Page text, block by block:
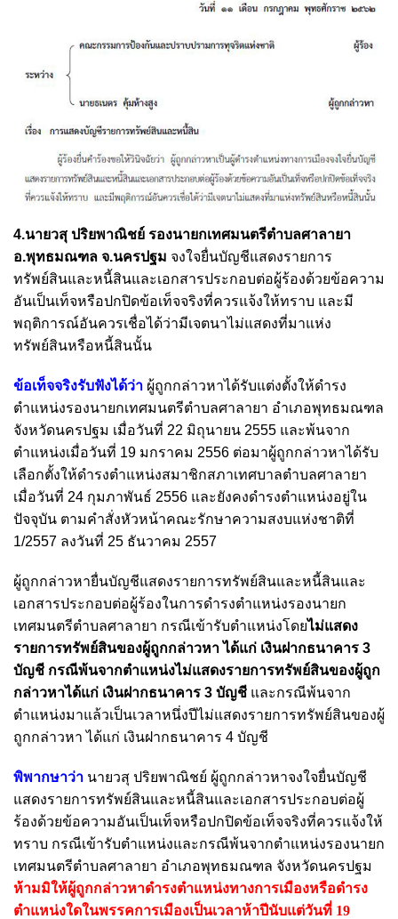
4.นายวสุ ปริยพาณิชย์ รองนายกเทศมนตรีตำบลศาลายา
อ.พุทธมณฑล จ.นครปฐม จงใจยื่นบัญชีแสดงรายการ
ทรัพย์สินและหนี้สินและเอกสารประกอบต่อผู้ร้องด้วยข้อความ
อันเป็นเท็จหรือปกปิดข้อเท็จจริงที่ควรแจ้งให้ทราบ และมี
พฤติการณ์อันควรเชื่อได้ว่ามีเจตนาไม่แสดงที่มาแห่ง
ทรัพย์สินหรือหนี้สินนั้น
ข้อเท็จจริงรับฟังได้ว่า ผู้ถูกกล่าวหาได้รับแต่งตั้งให้ดำรง
ตำแหน่งรองนายกเทศมนตรีตำบลศาลายา อำเภอพุทธมณฑล
จังหวัดนครปฐม เมื่อวันที่ 22 มิถุนายน 2555 และพ้นจาก
ตำแหน่งเมื่อวันที่ 19 มกราคม 2556 ต่อมาผู้ถูกกล่าวหาได้รับ
เลือกตั้งให้ดำรงตำแหน่งสมาชิกสภาเทศบาลตำบลศาลายา
เมื่อวันที่ 24 กุมภาพันธ์ 2556 และยังคงดำรงตำแหน่งอยู่ใน
ปัจจุบัน ตามคำสั่งหัวหน้าคณะรักษาความสงบแห่งชาติที่
1/2557 ลงวันที่ 25 ธันวาคม 2557
ผู้ถูกกล่าวหายื่นบัญชีแสดงรายการทรัพย์สินและหนี้สินและ
เอกสารประกอบต่อผู้ร้องในการดำรงตำแหน่งรองนายก
เทศมนตรีตำบลศาลายา กรณีเข้ารับตำแหน่งโดยไม่แสดง
รายการทรัพย์สินของผู้ถูกกล่าวหาได้แก่ เงินฝากธนาคาร 3
บัญชี กรณีพ้นจากตำแหน่งไม่แสดงรายการทรัพย์สินของผู้ถูก
กล่าวหาได้แก่ เงินฝากธนาคาร 3 บัญชี และกรณีพ้นจาก
ตำแหน่งมาแล้วเป็นเวลาหนึ่งปีไม่แสดงรายการทรัพย์สินของผู้
ถูกกล่าวหา ได้แก่ เงินฝากธนาคาร 4 บัญชี
พิพากษาว่า นายวสุ ปริยพาณิชย์ ผู้ถูกกล่าวหาจงใจยื่นบัญชี
แสดงรายการทรัพย์สินและหนี้สินและเอกสารประกอบต่อผู้
ร้องด้วยข้อความอันเป็นเท็จหรือปกปิดข้อเท็จจริงที่ควรแจ้งให้
ทราบ กรณีเข้ารับตำแหน่งและกรณีพ้นจากตำแหน่งรองนายก
เทศมนตรีตำบลศาลายา อำเภอพุทธมณฑล จังหวัดนครปฐม
ห้ามมิให้ผู้ถูกกล่าวหาดำรงตำแหน่งทางการเมืองหรือดำรง
ตำแหน่งใดในพรรคการเมืองเป็นเวลาห้าปีนับแต่วันที่ 19